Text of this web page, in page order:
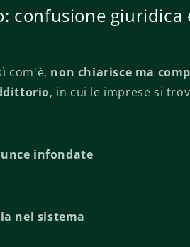
confusione giuridica
com'è, non chiarisce ma
, in cui le imprese si
infondate
nel sistema